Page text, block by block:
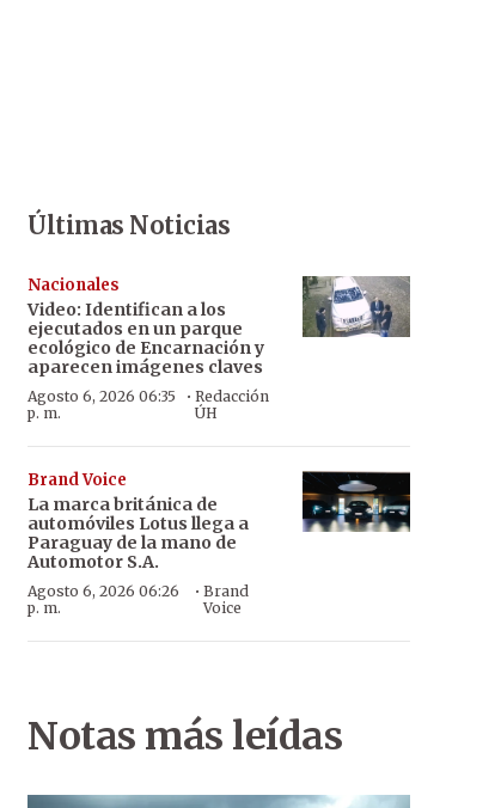
Últimas Noticias
Nacionales
Video: Identifican a los
ejecutados en un parque
ecológico de Encarnación y
aparecen imágenes claves
Agosto 6, 2026 06:35
p. m.
· Redacción
ÚH
Brand Voice
La marca británica de
automóviles Lotus llega a
Paraguay de la mano de
Automotor S.A.
Agosto 6, 2026 06:26
p. m.
· Brand
Voice
Notas más leídas